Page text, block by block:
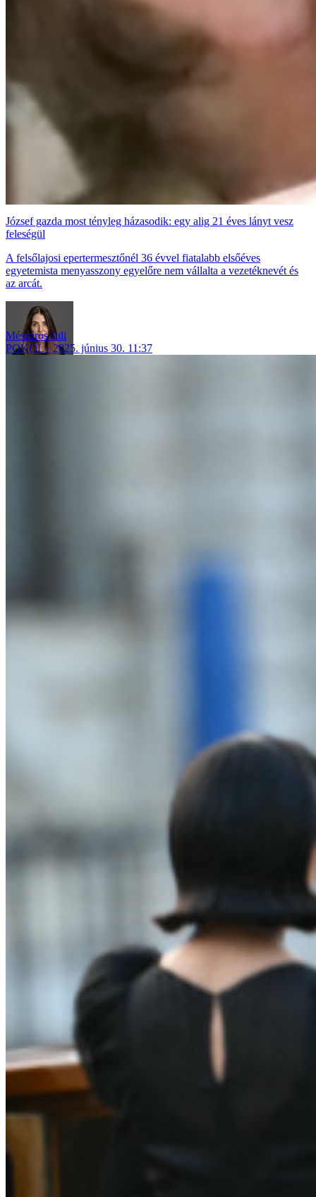
József gazda most tényleg házasodik: egy alig 21 éves lányt vesz
feleségül
A felsőlajosi epertermesztőnél 36 évvel fiatalabb elsőéves
egyetemista menyasszony egyelőre nem vállalta a vezetéknevét és
az arcát.
Mészáros Juli
POKOL
2025. június 30. 11:37